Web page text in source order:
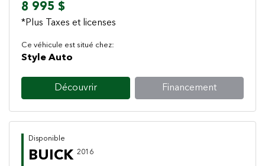
8 995 $
*Plus Taxes et licenses
Ce véhicule est situé chez:
Style Auto
Découvrir Financement
Disponible
BUICK 2016